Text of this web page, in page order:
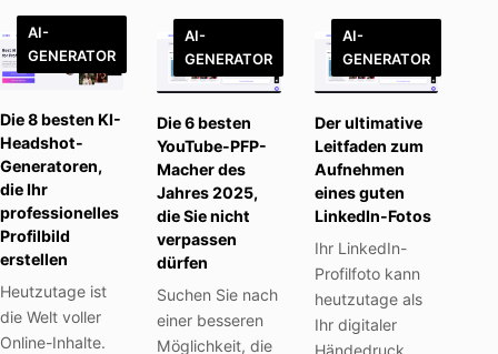
AI-
GENERATOR
Die 8 besten KI-
Headshot-
Generatoren,
die Ihr
professionelles
Profilbild
erstellen
Heutzutage ist
die Welt voller
Online-Inhalte.
AI-
GENERATOR
Die 6 besten
YouTube-PFP-
Macher des
Jahres 2025,
die Sie nicht
verpassen
dürfen
Suchen Sie nach
einer besseren
Möglichkeit, die
AI-
GENERATOR
Der ultimative
Leitfaden zum
Aufnehmen
eines guten
LinkedIn-Fotos
Ihr LinkedIn-
Profilfoto kann
heutzutage als
Ihr digitaler
Händedruck